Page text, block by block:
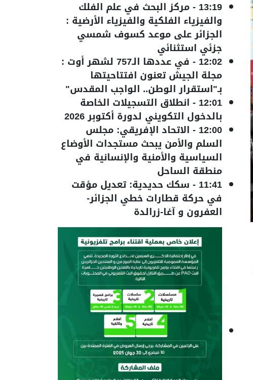
13:19
-مركز البحث في علم الفلك
والفيزياء الفلكية والفيزياء الأرضية :
الجزائر على موعد كسوف شمسي
جزئي استثنائي
12:02
- في عددها الـ757 لشهر أوت :
مجلة الجيش تعنون افتتاحيتها
بـ"استقرار الوطن.. الواجب المقدس"
12:01
- انطلاق التسجيلات الخاصة
بالدخول التكويني لدورة أكتوبر 2026
12:00
- الاتحاد الإفريقي: مجلس
السلم والأمن يبحث مستجدات الأوضاع
السياسية والأمنية والإنسانية في
منطقة الساحل
11:41
- سكك حديدية: تعديل مؤقت
في حركة قطارات خطي الجزائر-
العفرون و آغا-زرالدة